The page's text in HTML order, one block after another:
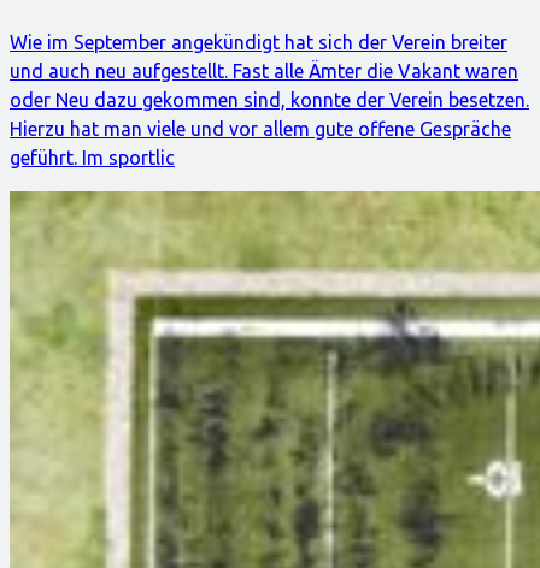
Wie im September angekündigt hat sich der Verein breiter
und auch neu aufgestellt. Fast alle Ämter die Vakant waren
oder Neu dazu gekommen sind, konnte der Verein besetzen.
Hierzu hat man viele und vor allem gute offene Gespräche
geführt. Im sportlic